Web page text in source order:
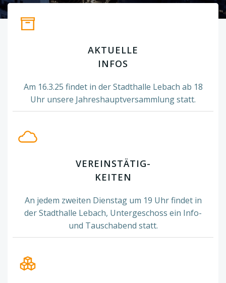
AKTUELLE
INFOS
Am 16.3.25 findet in der Stadthalle Lebach ab 18
Uhr unsere Jahreshauptversammlung statt.
VEREINSTÄTIG-
KEITEN
An jedem zweiten Dienstag um 19 Uhr findet in
der Stadthalle Lebach, Untergeschoss ein Info-
und Tauschabend statt.